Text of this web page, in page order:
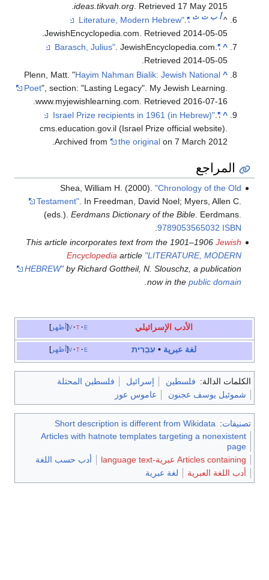
ideas.tikvah.org . Retrieved 17 May 2015
.
^أ ب ت ث "Literature, Modern Hebrew"
.
JewishEncyclopedia.com . Retrieved 2014-05-05
.
^
"Barasch, Julius"
. JewishEncyclopedia.com.
Retrieved2014-05-05
.
^
Plenn, Matt. "Hayim Nahman Bialik: Jewish National
Poet", section: "Lasting Legacy". My Jewish Learning.
www.myjewishlearning.com. Retrieved 2016-07-16.
^
"Israel Prize recipients in 1961 (in Hebrew)"
.
cms.education.gov.il (Israel Prize official website).
Archived from
the original on 7 March 2012.
المراجع
Shea, William H. (2000). "Chronology of the Old
Testament". In Freedman, David Noel; Myers, Allen C.
(eds.). Eerdmans Dictionary of the Bible. Eerdmans.
ISBN
9789053565032
.
This article incorporates text from the 1901–1906 Jewish
Encyclopedia article "LITERATURE, MODERN
HEBREW"by Richard Gottheil, N. Slouschz, a publication
now in the public domain
أظهر v t e الأدب الإسرائيلي
أظهر v t e لغة عبرية • עִבְרִית
الكلمات الدالة: فلسطين إسرائيل
فلسطين المحتلة
شموئيل يوسف عجنون
عاموس عوز
تصنيفات:
Short description is different from Wikidata
Articles with hatnote templates targeting a nonexistent
page
Articles containing عبرية-language text
أدب حسب اللغة
أدب اللغة العبرية
لغة عبرية